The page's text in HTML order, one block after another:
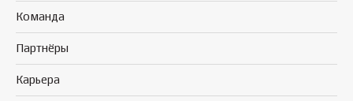
Команда
Партнёры
Карьера